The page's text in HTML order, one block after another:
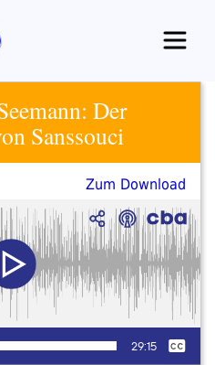
Der
Sanssouci
Zum Download